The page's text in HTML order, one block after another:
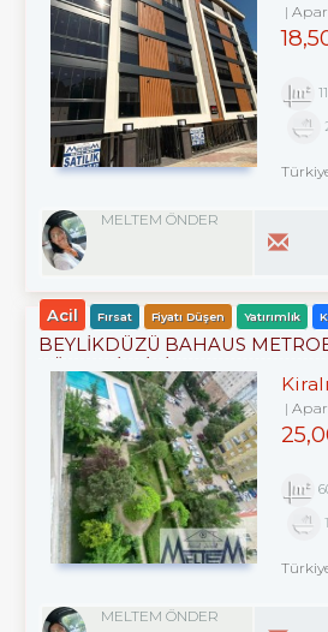
MELTEM ÖNDER
Acil Fırsat Fiyatı Düşen Yatırımlık
BEYLİKDÜZÜ BAHAUS
GÜVENLİKLİ SİTEDE 2+1
1
MELTEM ÖNDER